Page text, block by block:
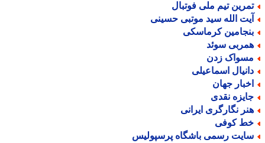
تیم ملی فوتبال
الله سید موتبی حسینی
کرماسکی
سوئد
زدن
اسماعیلی
جهان
نقدی
نگارگری ایرانی
کوفی
رسمی باشگاه پرسپولیس